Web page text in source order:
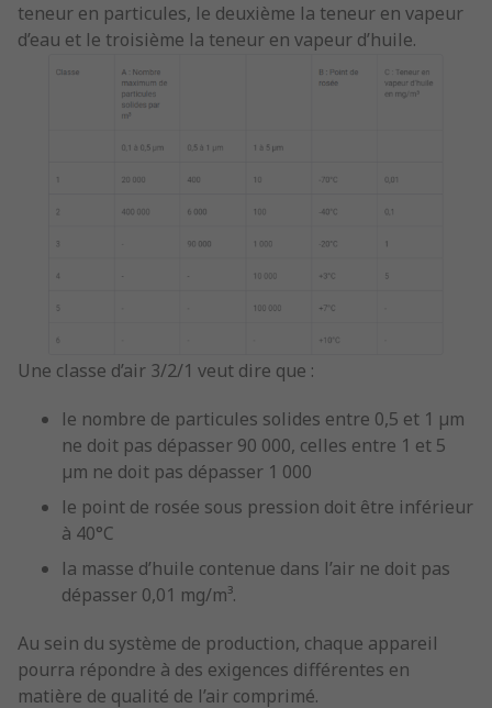
teneur en particules, le deuxième la teneur en vapeur
d’eau et le troisième la teneur en vapeur d’huile.
Une classe d’air 3/2/1 veut dire que :
le nombre de particules solides entre 0,5 et 1 µm
ne doit pas dépasser 90 000, celles entre 1 et 5
µm ne doit pas dépasser 1 000
le point de rosée sous pression doit être inférieur
à 40°C
la masse d’huile contenue dans l’air ne doit pas
dépasser 0,01 mg/m³.
Au sein du système de production, chaque appareil
pourra répondre à des exigences différentes en
matière de qualité de l’air comprimé.